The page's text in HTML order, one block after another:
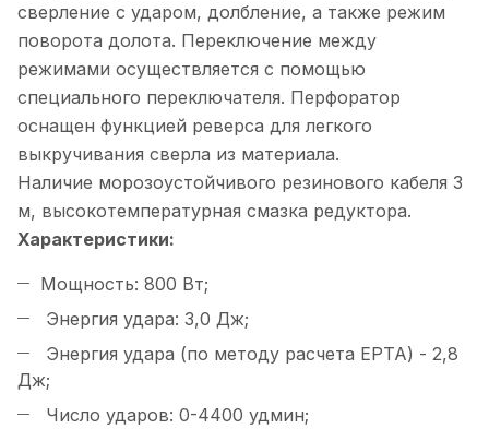
сверление с ударом, долбление, а также режим
поворота долота. Переключение между
режимами осуществляется с помощью
специального переключателя. Перфоратор
оснащен функцией реверса для легкого
выкручивания сверла из материала.
Наличие морозоустойчивого резинового кабеля 3
м, высокотемпературная смазка редуктора.
Характеристики:
Мощность: 800 Вт;
Энергия удара: 3,0 Дж;
Энергия удара (по методу расчета EPTA) - 2,8
Дж;
Число ударов: 0-4400 удмин;